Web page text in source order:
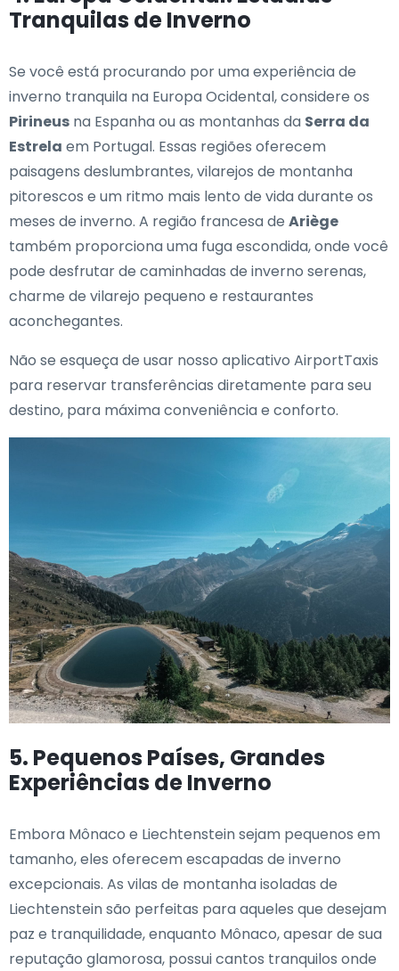
Tranquilas de Inverno
Se você está procurando por uma experiência de
inverno tranquila na Europa Ocidental, considere os
Pirineus na Espanha ou as montanhas da Serra da
Estrela em Portugal. Essas regiões oferecem
paisagens deslumbrantes, vilarejos de montanha
pitorescos e um ritmo mais lento de vida durante os
meses de inverno. A região francesa de Ariège
também proporciona uma fuga escondida, onde você
pode desfrutar de caminhadas de inverno serenas,
charme de vilarejo pequeno e restaurantes
aconchegantes.
Não se esqueça de usar nosso aplicativo AirportTaxis
para reservar transferências diretamente para seu
destino, para máxima conveniência e conforto.
5. Pequenos Países, Grandes
Experiências de Inverno
Embora Mônaco e Liechtenstein sejam pequenos em
tamanho, eles oferecem escapadas de inverno
excepcionais. As vilas de montanha isoladas de
Liechtenstein são perfeitas para aqueles que desejam
paz e tranquilidade, enquanto Mônaco, apesar de sua
reputação glamorosa, possui cantos tranquilos onde